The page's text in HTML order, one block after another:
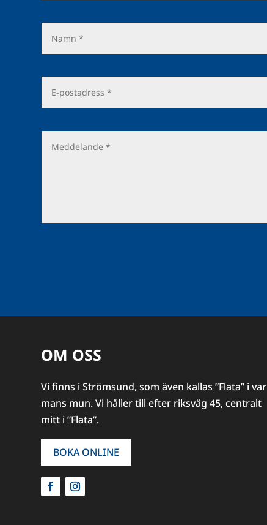
OM OSS
Vi finns i Strömsund, som även kallas ”Flata” i var
mans mun. Vi håller till efter riksväg 45, centralt
mitt i ”Flata”.
BOKA ONLINE